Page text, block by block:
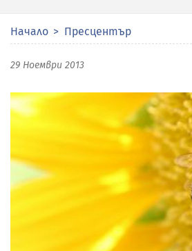
Начало Пресцентър
29 Ноември 2013